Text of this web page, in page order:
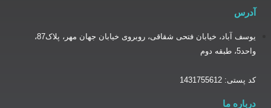
یوسف آباد، خیابان فتحی شقاقی، روبروی خیابان جهان مهر، پلاک87،